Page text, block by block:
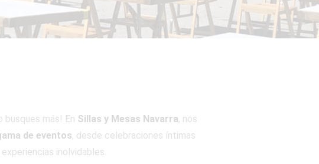
busques más! En Sillas y Mesas Navarra, nos
de eventos, desde celebraciones íntimas
inolvidables.